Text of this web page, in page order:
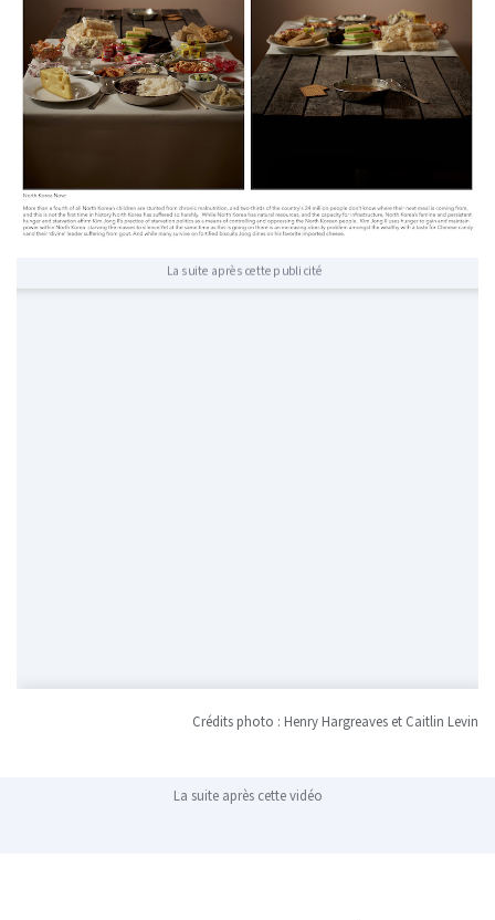
La suite après cette publicité
Crédits photo : Henry Hargreaves et Caitlin Levin
La suite après cette vidéo